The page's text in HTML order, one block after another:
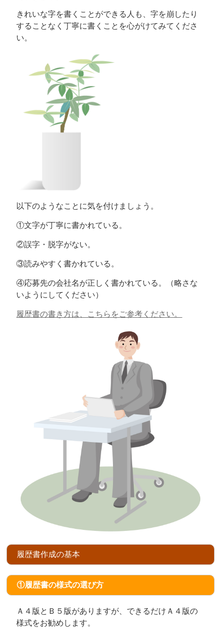
きれいな字を書くことができる人も、字を崩したり
することなく丁寧に書くことを心がけてみてくださ
い。
以下のようなことに気を付けましょう。
①文字が丁寧に書かれている。
②誤字・脱字がない。
③読みやすく書かれている。
④応募先の会社名が正しく書かれている。（略さな
いようにしてください）
履歴書の書き方は、こちらをご参考ください。
履歴書作成の基本
①履歴書の様式の選び方
Ａ４版とＢ５版がありますが、できるだけＡ４版の
様式をお勧めします。